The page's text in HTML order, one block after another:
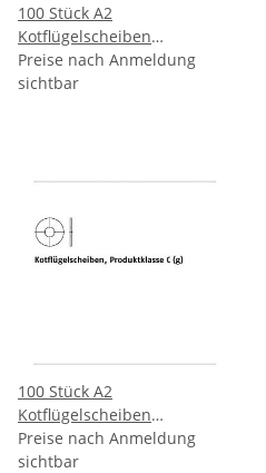
100 Stück A2
Kotflügelscheiben
Produktklasse C (g)
10,5x25x1,5 mm
Preise nach Anmeldung
sichtbar
100 Stück A2
Kotflügelscheiben
Produktklasse C (g)
10,5x40x1,5 mm
Preise nach Anmeldung
sichtbar